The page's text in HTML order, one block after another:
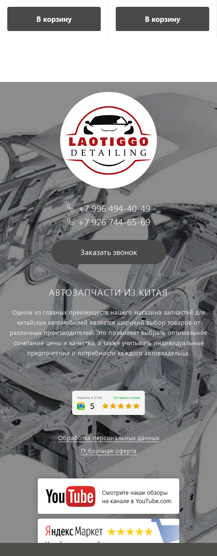
В корзину В корзину
+7 996 494-40-49
+7 926 744-65-69
Заказать звонок
АВТОЗАПЧАСТИ ИЗ КИТАЯ
Одним из главных преимуществ нашего магазина запчастей для
китайских автомобилей является широкий выбор товаров от
различных производителей. Это позволяет выбрать оптимальное
сочетание цены и качества, а также учитывать индивидуальные
предпочтения и потребности каждого автовладельца.
Обработка персональных данных
Публичная оферта